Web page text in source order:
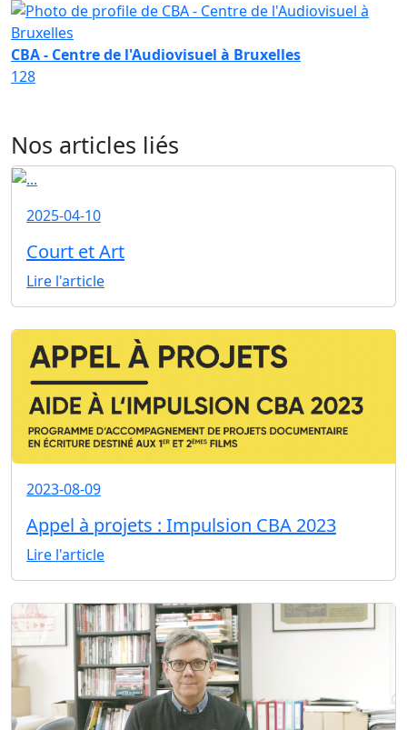
CBA - Centre de l'Audiovisuel à Bruxelles
128
Nos articles liés
2025-04-10
Court et Art
Lire l'article
2023-08-09
Appel à projets : Impulsion CBA 2023
Lire l'article